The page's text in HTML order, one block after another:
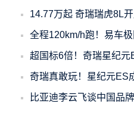
14.77万起 奇瑞瑞虎8L
全程120km/h跑！易车
超国标6倍！奇瑞星纪
奇瑞真敢玩！星纪元ES
比亚迪李云飞谈中国品